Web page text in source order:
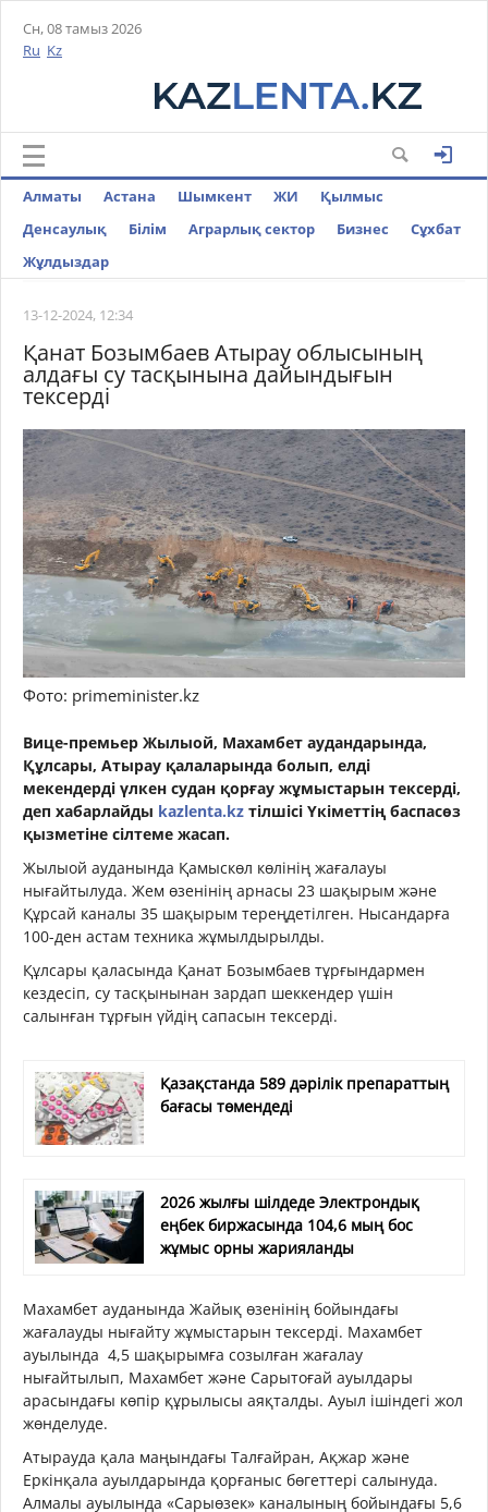
Сн, 08 тамыз 2026
Ru Kz
Алматы Астана Шымкент ЖИ
Қылмыс
Денсаулық
Білім Аграрлық сектор Бизнес
Cұхбат
Жұлдыздар
13-12-2024, 12:34
Қанат Бозымбаев Атырау облысының
алдағы су тасқынына дайындығын
тексерді
Фото: primeminister.kz
Вице-премьер Жылыой, Махамбет аудандарында,
Құлсары, Атырау қалаларында болып, елді
мекендерді үлкен судан қорғау жұмыстарын тексерді,
деп хабарлайды kazlenta.kz тілшісі Үкіметтің баспасөз
қызметіне сілтеме жасап.
Жылыой ауданында Қамыскөл көлінің жағалауы
нығайтылуда. Жем өзенінің арнасы 23 шақырым және
Құрсай каналы 35 шақырым тереңдетілген. Нысандарға
100-ден астам техника жұмылдырылды.
Құлсары қаласында Қанат Бозымбаев тұрғындармен
кездесіп, су тасқынынан зардап шеккендер үшін
салынған тұрғын үйдің сапасын тексерді.
Қазақстанда 589 дәрілік препараттың
бағасы төмендеді
2026 жылғы шілдеде Электрондық
еңбек биржасында 104,6 мың бос
жұмыс орны жарияланды
Махамбет ауданында Жайық өзенінің бойындағы
жағалауды нығайту жұмыстарын тексерді. Махамбет
ауылында 4,5 шақырымға созылған жағалау
нығайтылып, Махамбет және Сарытоғай ауылдары
арасындағы көпір құрылысы аяқталды. Ауыл ішіндегі жол
жөнделуде.
Атырауда қала маңындағы Талғайран, Ақжар және
Еркінқала ауылдарында қорғаныс бөгеттері салынуда.
Алмалы ауылында «Сарыөзек» каналының бойындағы 5,6